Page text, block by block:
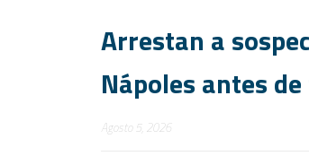
Arrestan a
Nápoles antes
Agosto 5, 2026